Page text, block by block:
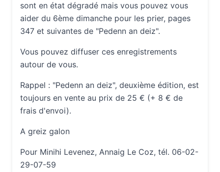
sont en état dégradé mais vous pouvez vous
aider du 6ème dimanche pour les prier, pages
347 et suivantes de "Pedenn an deiz".
Vous pouvez diffuser ces enregistrements
autour de vous.
Rappel : "Pedenn an deiz", deuxième édition, est
toujours en vente au prix de 25 € (+ 8 € de
frais d'envoi).
A greiz galon
Pour Minihi Levenez, Annaig Le Coz, tél. 06-02-
29-07-59